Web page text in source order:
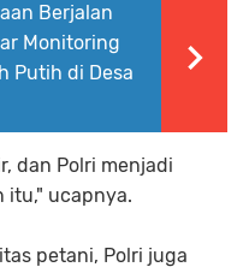
Berjalan
Monitoring
Putih di Desa
dan Polri menjadi
itu," ucapnya.
petani, Polri juga